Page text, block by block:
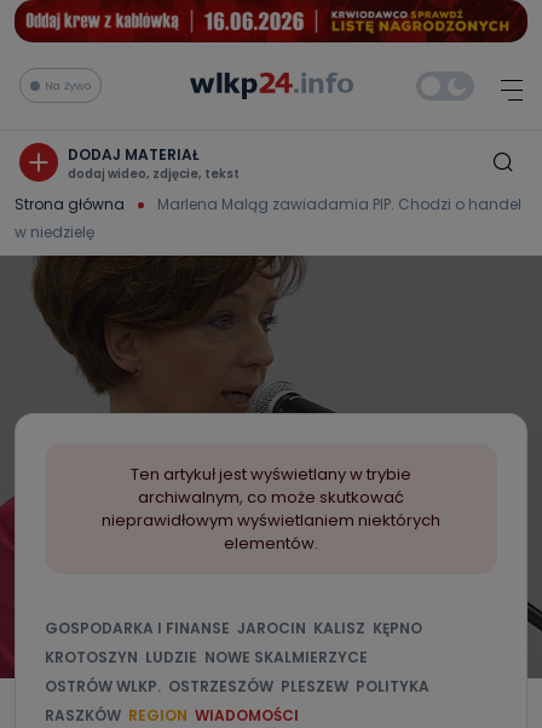
Na żywo
DODAJ MATERIAŁ
dodaj wideo, zdjęcie, tekst
Strona główna
Marlena Maląg zawiadamia PIP. Chodzi o handel
w niedzielę
Ten artykuł jest wyświetlany w trybie
archiwalnym, co może skutkować
nieprawidłowym wyświetlaniem niektórych
elementów.
GOSPODARKA I FINANSE JAROCIN KALISZ KĘPNO
KROTOSZYN LUDZIE NOWE SKALMIERZYCE
OSTRÓW WLKP. OSTRZESZÓW PLESZEW POLITYKA
RASZKÓW REGION WIADOMOŚCI